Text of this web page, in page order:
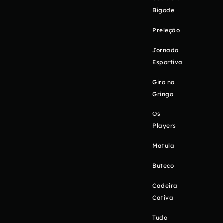
Bigode
Preleção
Jornada
Esportiva
Giro na
Gringa
Os
Players
Matula
Buteco
Cadeira
Cativa
Tudo